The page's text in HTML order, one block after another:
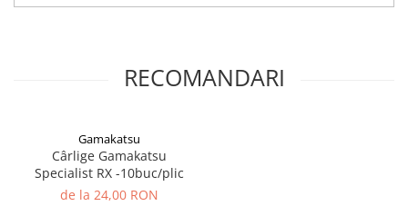
Eficiența produsului provine din utilizarea unei sârme cu
Reflective Black) este un strat pe bază de fluor (PTFE) care
chimic, proces ce garantează o ascuțire superioară și o
durabilitate în timp.
RECOMANDARI
Gamakatsu
Cârlige Gamakatsu
Specialist RX -10buc/plic
de la 24,00 RON